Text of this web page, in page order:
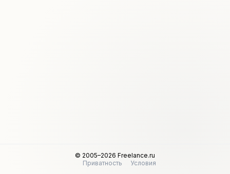
© 2005–2026 Freelance.ru
Приватность
Условия